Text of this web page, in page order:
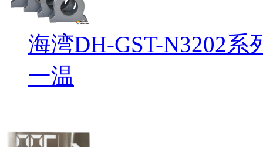
海湾DH-GST-N3202
一温